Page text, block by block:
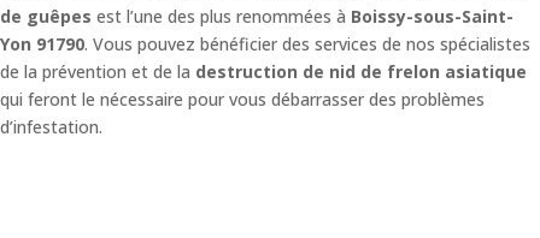
de guêpes est l’une des plus renommées à Boissy-sous-Saint-
Yon 91790. Vous pouvez bénéficier des services de nos spécialistes
de la prévention et de la destruction de nid de frelon asiatique
qui feront le nécessaire pour vous débarrasser des problèmes
d’infestation.